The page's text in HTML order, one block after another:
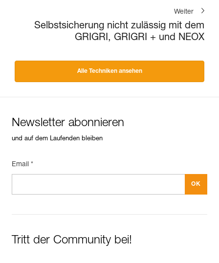
Weiter
Selbstsicherung nicht zulässig mit dem
GRIGRI, GRIGRI + und NEOX
Alle Techniken ansehen
Newsletter abonnieren
und auf dem Laufenden bleiben
Email *
Tritt der Community bei!